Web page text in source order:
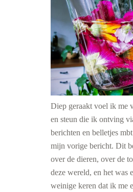
Diep geraakt voel ik me
en steun die ik ontving
berichten en belletjes
mijn vorige bericht. Dit
over de dieren, over de
deze wereld, en het was
weinige keren dat ik me